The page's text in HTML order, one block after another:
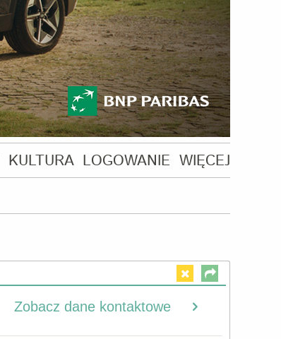
KULTURA LOGOWANIE WIĘCEJ
Zobacz dane kontaktowe